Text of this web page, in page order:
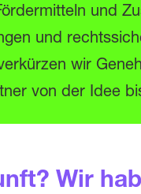
und
und
wir
von der Idee
Wir